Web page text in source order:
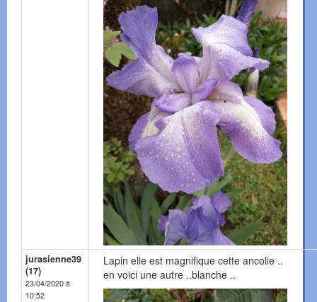
jurasienne39
(17)
23/04/2020 à
10:52
Lapin elle est magnifique cette ancolie ..
en voici une autre ..blanche ..